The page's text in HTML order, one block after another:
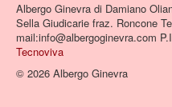
Albergo Ginevra di Damiano
Sella Giudicarie fraz. Roncone
mail:info@albergoginevra.com
Tecnoviva
© 2026 Albergo Ginevra